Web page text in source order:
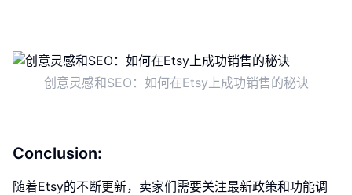
创意灵感和SEO：如何在Etsy上成功销售的秘诀
Conclusion:
随着Etsy的不断更新，卖家们需要关注最新政策和功能调